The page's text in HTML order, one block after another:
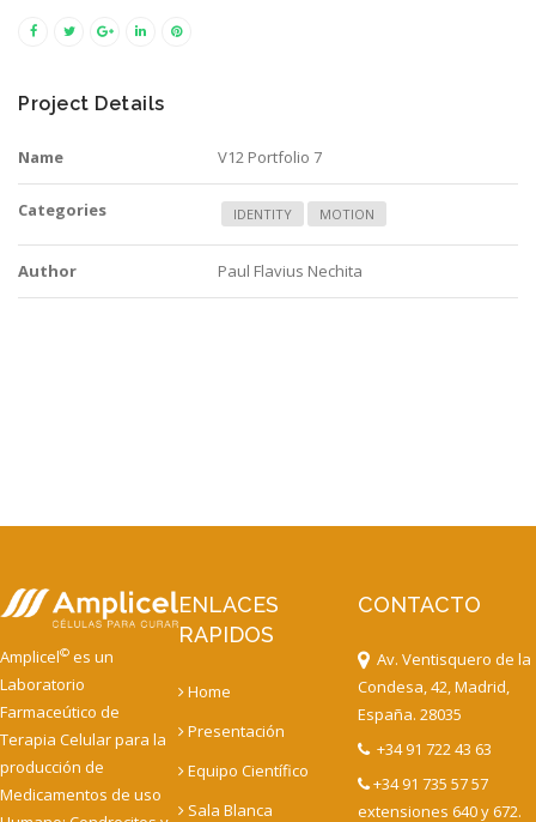
Project Details
Name V12 Portfolio 7
Categories IDENTITY MOTION
Author Paul Flavius Nechita
Amplicel© es un
Laboratorio
Farmaceútico de
Terapia Celular para la
producción de
Medicamentos de uso
ENLACES
RAPIDOS
Home
Presentación
Equipo Científico
Sala Blanca
CONTACTO
Av. Ventisquero de la
Condesa, 42, Madrid,
España. 28035
+34 91 722 43 63
+34 91 735 57 57
extensiones 640 y 672.